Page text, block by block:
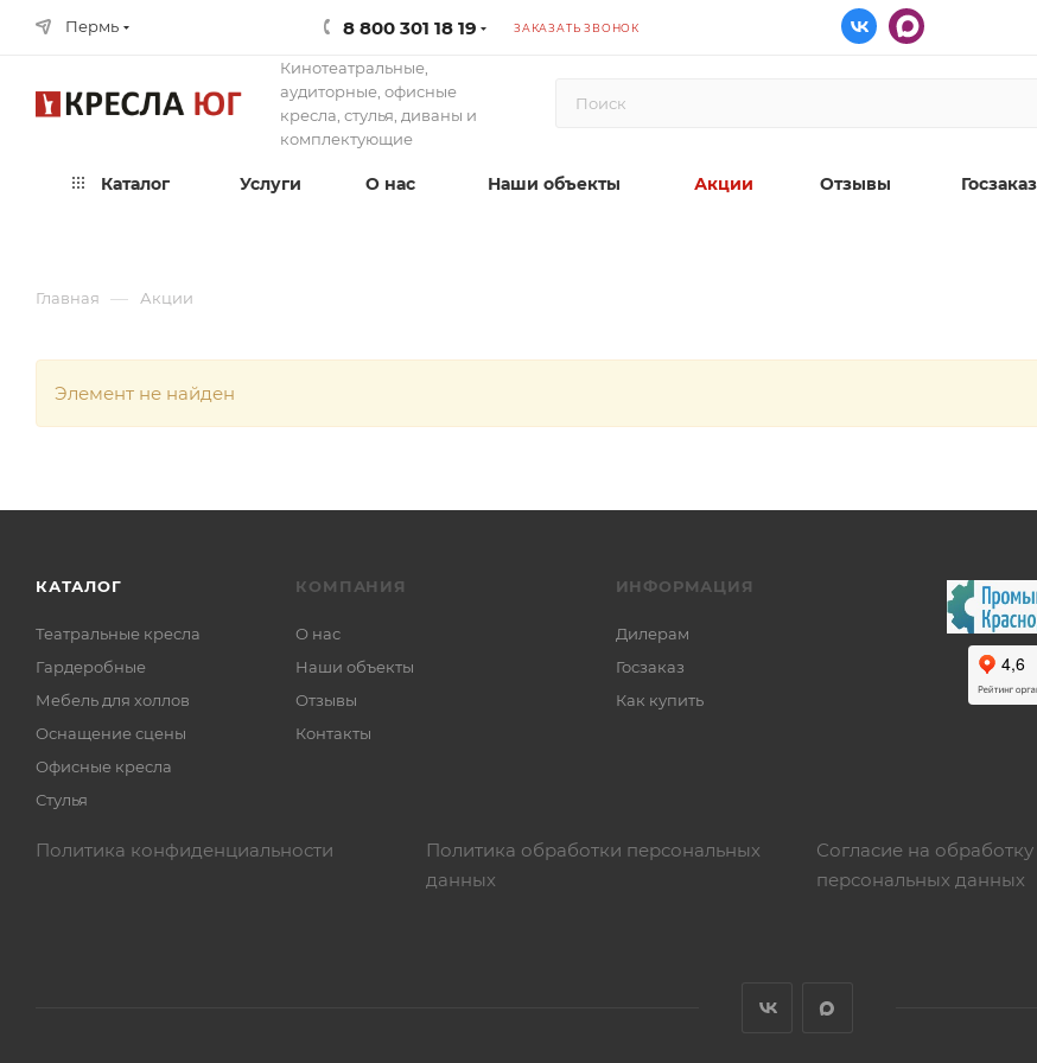
Пермь 8 800 301 18 19 ЗАКАЗАТЬ ЗВОНОК
Кинотеатральные,
аудиторные, офисные
кресла, стулья, диваны и
комплектующие
Каталог Услуги О нас Наши объекты Акции Отзывы Госзаказ
Главная — Акции
Элемент не найден
КАТАЛОГ
Театральные кресла
Гардеробные
Мебель для холлов
Оснащение сцены
Офисные кресла
Стулья
КОМПАНИЯ
О нас
Наши объекты
Отзывы
Контакты
ИНФОРМАЦИЯ
Дилерам
Госзаказ
Как купить
Политика конфиденциальности
Политика обработки персональных
данных
Согласие на обработку
персональных данных